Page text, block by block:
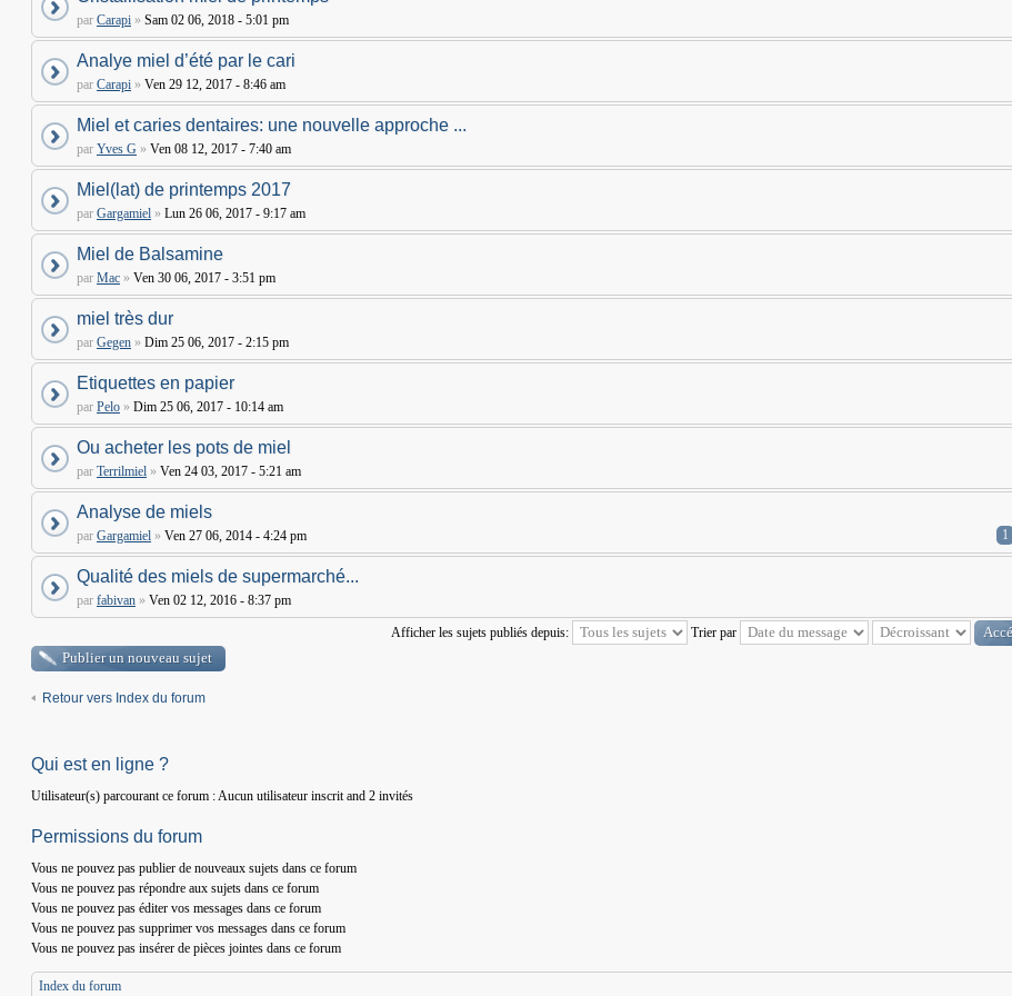
par Carapi » Sam 02 06, 2018 - 5:01 pm
Analye miel d’été par le cari
par Carapi » Ven 29 12, 2017 - 8:46 am
Miel et caries dentaires: une nouvelle approche ...
par Yves G » Ven 08 12, 2017 - 7:40 am
Miel(lat) de printemps 2017
par Gargamiel » Lun 26 06, 2017 - 9:17 am
Miel de Balsamine
par Mac » Ven 30 06, 2017 - 3:51 pm
miel très dur
par Gegen » Dim 25 06, 2017 - 2:15 pm
Etiquettes en papier
par Pelo » Dim 25 06, 2017 - 10:14 am
Ou acheter les pots de miel
par Terrilmiel » Ven 24 03, 2017 - 5:21 am
Analyse de miels
1
par Gargamiel » Ven 27 06, 2014 - 4:24 pm
Qualité des miels de supermarché...
par fabivan » Ven 02 12, 2016 - 8:37 pm
Afficher les sujets publiés depuis: Trier par
Publier un nouveau sujet
Retour vers Index du forum
Qui est en ligne ?
Utilisateur(s) parcourant ce forum : Aucun utilisateur inscrit and 2 invités
Permissions du forum
Vous ne pouvez pas publier de nouveaux sujets dans ce forum
Vous ne pouvez pas répondre aux sujets dans ce forum
Vous ne pouvez pas éditer vos messages dans ce forum
Vous ne pouvez pas supprimer vos messages dans ce forum
Vous ne pouvez pas insérer de pièces jointes dans ce forum
Index du forum